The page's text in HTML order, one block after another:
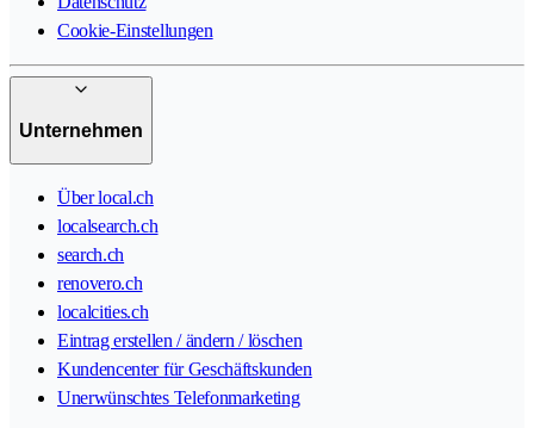
Cookie-Einstellungen
Unternehmen
Über local.ch
localsearch.ch
search.ch
renovero.ch
localcities.ch
Eintrag erstellen / ändern / löschen
Kundencenter für Geschäftskunden
Unerwünschtes Telefonmarketing